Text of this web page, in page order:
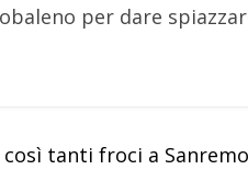
per dare
così tanti froci a